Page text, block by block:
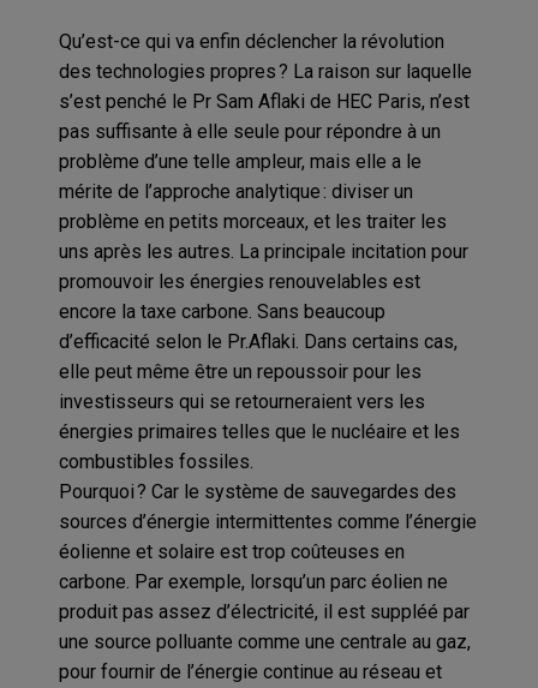
Qu’est-ce qui va enfin déclencher la révolution
des technologies propres ? La raison sur laquelle
s’est penché le Pr Sam Aflaki de HEC Paris, n’est
pas suffisante à elle seule pour répondre à un
problème d’une telle ampleur, mais elle a le
mérite de l’approche analytique : diviser un
problème en petits morceaux, et les traiter les
uns après les autres. La principale incitation pour
promouvoir les énergies renouvelables est
encore la taxe carbone. Sans beaucoup
d’efficacité selon le Pr.Aflaki. Dans certains cas,
elle peut même être un repoussoir pour les
investisseurs qui se retourneraient vers les
énergies primaires telles que le nucléaire et les
combustibles fossiles.
Pourquoi ? Car le système de sauvegardes des
sources d’énergie intermittentes comme l’énergie
éolienne et solaire est trop coûteuses en
carbone. Par exemple, lorsqu’un parc éolien ne
produit pas assez d’électricité, il est suppléé par
une source polluante comme une centrale au gaz,
pour fournir de l’énergie continue au réseau et